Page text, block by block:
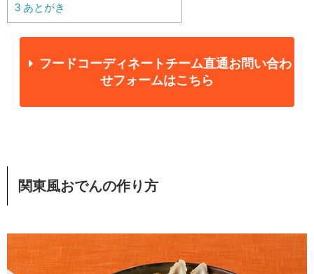
3 あとがき
フードコーディネートチーム直通お問い合わ
せフォームはこちら
関東風おでんの作り方